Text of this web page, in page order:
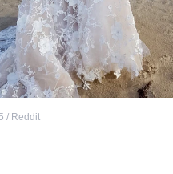
/ Reddit